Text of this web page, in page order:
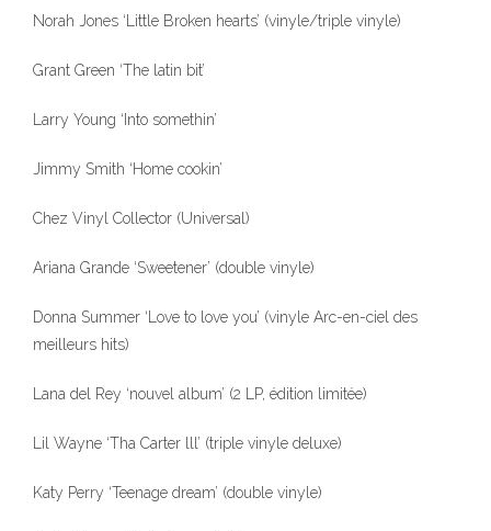
Norah Jones ‘Little Broken hearts’ (vinyle/triple vinyle)
Grant Green ‘The latin bit’
Larry Young ‘Into somethin’
Jimmy Smith ‘Home cookin’
Chez Vinyl Collector (Universal)
Ariana Grande ‘Sweetener’ (double vinyle)
Donna Summer ‘Love to love you’ (vinyle Arc-en-ciel des
meilleurs hits)
Lana del Rey ‘nouvel album’ (2 LP, édition limitée)
Lil Wayne ‘Tha Carter lll’ (triple vinyle deluxe)
Katy Perry ‘Teenage dream’ (double vinyle)